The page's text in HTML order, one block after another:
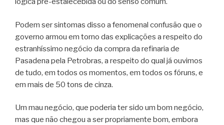
Podem ser sintomas disso a fenomenal confusão que o
governo armou em torno das explicações a respeito do
estranhíssimo negócio da compra da refinaria de
Pasadena pela Petrobras, a respeito do qual já ouvimos
de tudo, em todos os momentos, em todos os fóruns, e
em mais de 50 tons de cinza.
Um mau negócio, que poderia ter sido um bom negócio,
mas que não chegou a ser propriamente bom, embora